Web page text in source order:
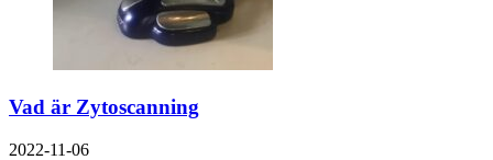
Vad är Zytoscanning
2022-11-06